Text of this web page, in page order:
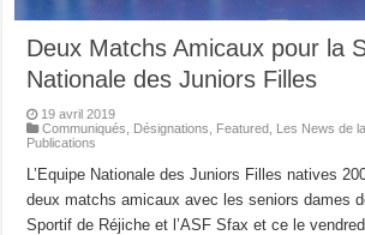
Deux Matchs Amicaux pour la
Nationale des Juniors Filles
19 avril 2019
Communiqués
Désignations Featured Les News de
Publications
L’Equipe Nationale des Juniors Filles natives
deux matchs amicaux avec les seniors dames
Sportif de Réjiche et l’ASF Sfax et ce le